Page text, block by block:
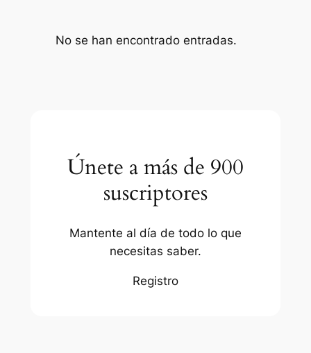
No se han encontrado entradas.
Únete a más de 900
suscriptores
Mantente al día de todo lo que
necesitas saber.
Registro